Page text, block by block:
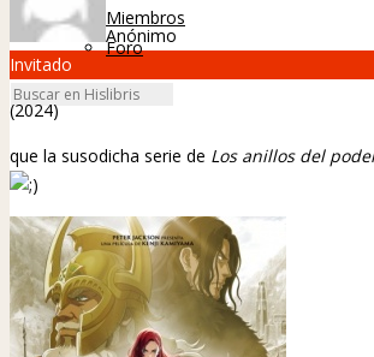
Miembros
Foro
Anónimo
Invitado
(2024)
que la susodicha serie de Los anillos del